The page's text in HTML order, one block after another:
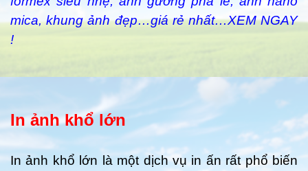
mica, khung ảnh đẹp…giá rẻ nhất…XEM NGAY
!
In ảnh khổ lớn
In ảnh khổ lớn là một dịch vụ in ấn rất phổ biến